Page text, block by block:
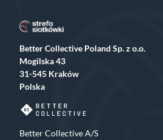
Better Collective Poland Sp. z o.o.
Mogilska 43
31-545 Kraków
Polska
Better Collective A/S